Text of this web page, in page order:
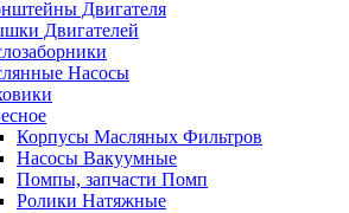
Двигателя
Двигателей
Насосы
Корпусы Масляных Фильтров
Насосы Вакуумные
Помпы, запчасти Помп
Ролики Натяжные